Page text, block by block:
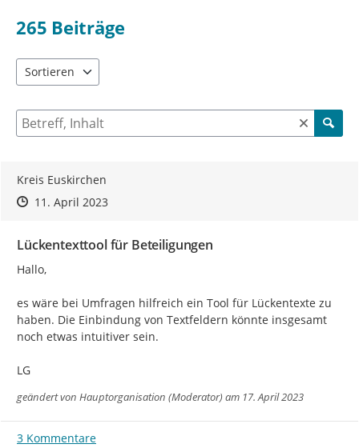
265 Beiträge
Sortieren
Suche nach Beiträgen und Kommentaren
Kreis Euskirchen
Zeitpunkt des Erstellens
Zeitpunkt des Erstellens
11. April 2023Zur Äußerung
Lückentexttool für Beteiligungen
Hallo,
es wäre bei Umfragen hilfreich ein Tool für Lückentexte zu
haben. Die Einbindung von Textfeldern könnte insgesamt
noch etwas intuitiver sein.
LG
geändert von Hauptorganisation (Moderator)am 17. April 2023
3 Kommentare